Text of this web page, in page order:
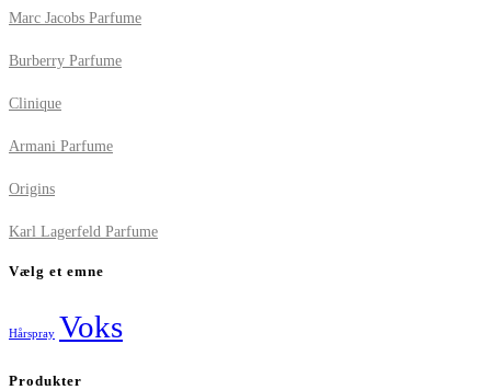
Marc Jacobs Parfume
Burberry Parfume
Clinique
Armani Parfume
Origins
Karl Lagerfeld Parfume
Vælg et emne
Hårspray Voks
Produkter